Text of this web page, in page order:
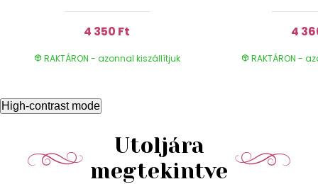
4 350 Ft
RAKTÁRON - azonnal kiszállítjuk
4
RAKTÁRON -
High-contrast mode
Utoljára
megtekintve